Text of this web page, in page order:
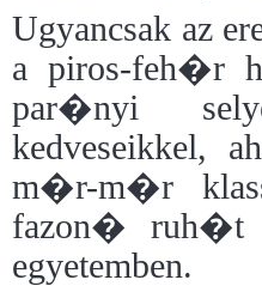
Ugyancsak az
a piros-feh�r
par�nyi
kedveseikkel,
m�r-m�r
fazon� ruh�t
egyetemben.